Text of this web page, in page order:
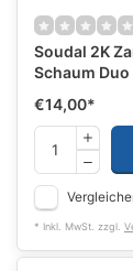
Soudal 2K
Schaum
€14,00*
* Inkl. MwSt. zzgl.